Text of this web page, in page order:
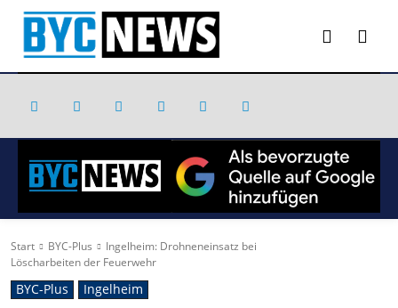
Start BYC-Plus
Ingelheim: Drohneneinsatz bei
Löscharbeiten der Feuerwehr
BYC-Plus Ingelheim